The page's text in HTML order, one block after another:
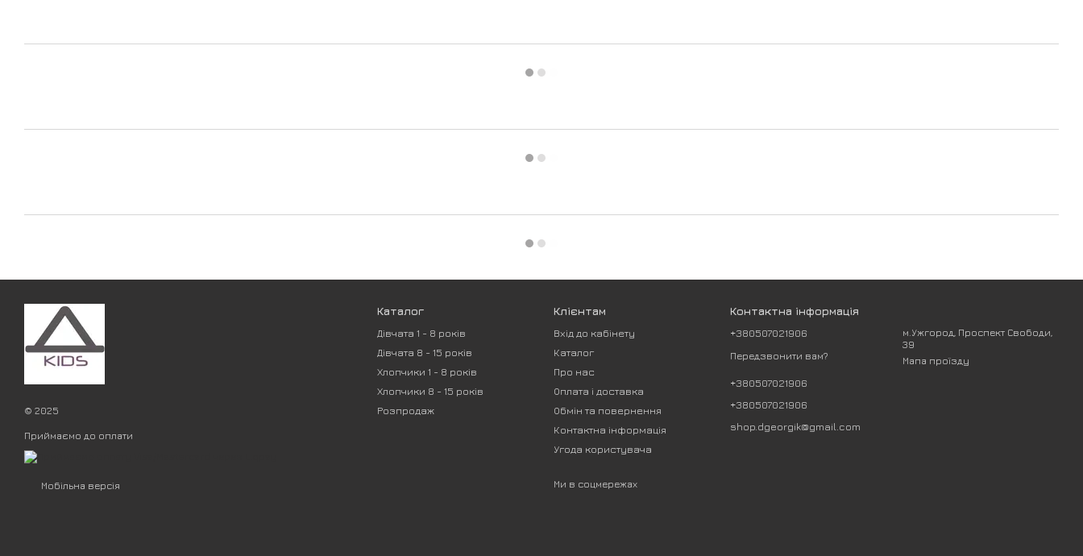
© 2025
Приймаємо до оплати
Мобільна версія
Каталог
Дівчата 1 - 8 років
Дівчата 8 - 15 років
Хлопчики 1 - 8 років
Хлопчики 8 - 15 років
Розпродаж
Клієнтам
Вхід до кабінету
Каталог
Про нас
Оплата і доставка
Обмін та повернення
Контактна інформація
Угода користувача
Ми в соцмережах
Контактна інформація
+380507021906
Передзвонити вам?
+380507021906
+380507021906
shop.dgeorgik@gmail.com
м.Ужгород, Проспект Свободи,
39
Мапа проїзду